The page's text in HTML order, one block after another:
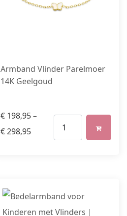
Armband Vlinder Parelmoer
14K Geelgoud
€ 198,95–
€298,95